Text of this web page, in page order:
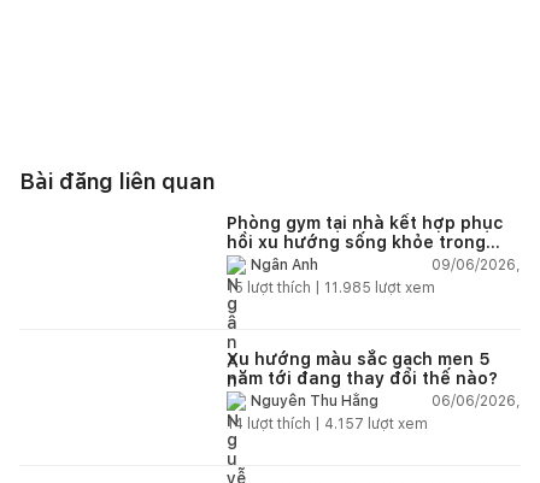
Bài đăng liên quan
Phòng gym tại nhà kết hợp phục
hồi xu hướng sống khỏe trong
nhà hiện đại
Ngân Anh
09/06/2026,
15 lượt thích | 11.985 lượt xem
Xu hướng màu sắc gạch men 5
năm tới đang thay đổi thế nào?
Nguyễn Thu Hằng
06/06/2026,
14 lượt thích | 4.157 lượt xem